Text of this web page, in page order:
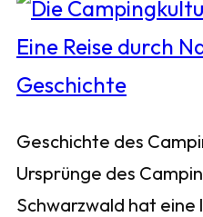
Geschichte des
Ursprünge des
Schwarzwald hat eine